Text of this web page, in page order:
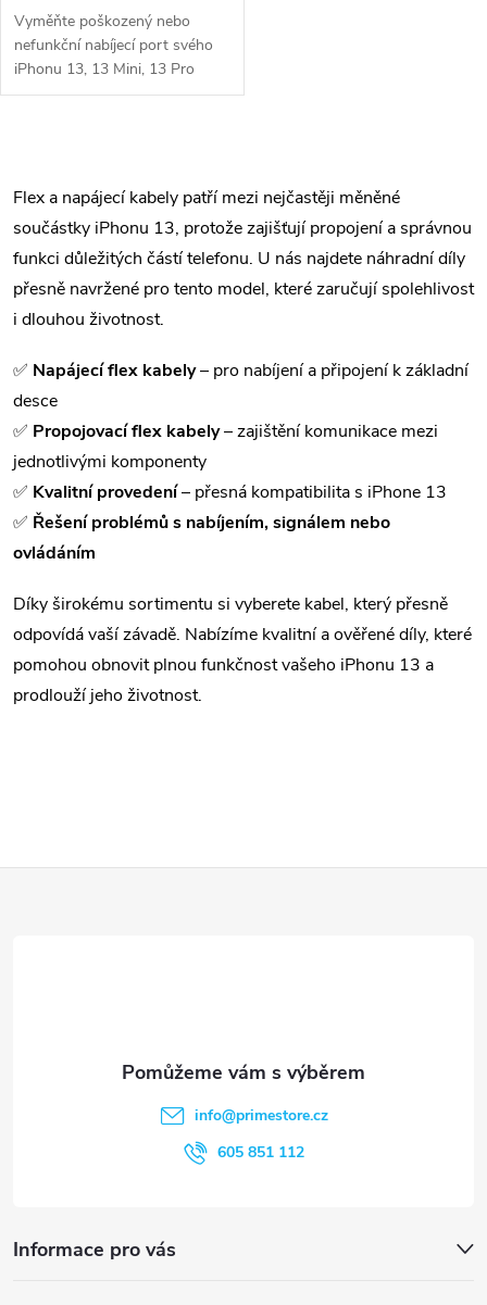
Vyměňte poškozený nebo
nefunkční nabíjecí port svého
iPhonu 13, 13 Mini, 13 Pro
nebo 13 Pro Max. Zajistěte
v
l
á
d
a
c
í
p
r
v
k
y
i
Flex a napájecí kabely patří mezi nejčastěji měněné
součástky iPhonu 13, protože zajišťují propojení a správnou
funkci důležitých částí telefonu. U nás najdete náhradní díly
přesně navržené pro tento model, které zaručují spolehlivost
i dlouhou životnost.
✅ Napájecí flex kabely– pro nabíjení a připojení k základní
desce
✅ Propojovací flex kabely– zajištění komunikace mezi
jednotlivými komponenty
✅ Kvalitní provedení– přesná kompatibilita s iPhone 13
✅ Řešení problémů s nabíjením, signálem nebo
ovládáním
Díky širokému sortimentu si vyberete kabel, který přesně
odpovídá vaší závadě. Nabízíme kvalitní a ověřené díly, které
pomohou obnovit plnou funkčnost vašeho iPhonu 13 a
prodlouží jeho životnost.
Informace pro vás
info@primestore.cz
605 851 112